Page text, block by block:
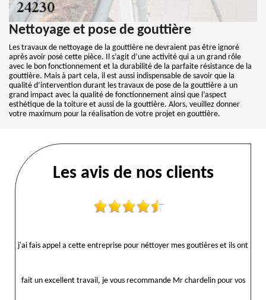
Nettoyage et pose de gouttière
Les travaux de nettoyage de la gouttière ne devraient pas être ignoré
après avoir posé cette pièce. Il s’agit d’une activité qui a un grand rôle
avec le bon fonctionnement et la durabilité de la parfaite résistance de la
gouttière. Mais à part cela, il est aussi indispensable de savoir que la
qualité d’intervention durant les travaux de pose de la gouttière a un
grand impact avec la qualité de fonctionnement ainsi que l’aspect
esthétique de la toiture et aussi de la gouttière. Alors, veuillez donner
votre maximum pour la réalisation de votre projet en gouttière.
Les avis de nos clients
j'ai fais appel a cette entreprise pour néttoyer mes goutières et ils ont
fait un excellent travail, je vous recommande Mr chardelin pour vos